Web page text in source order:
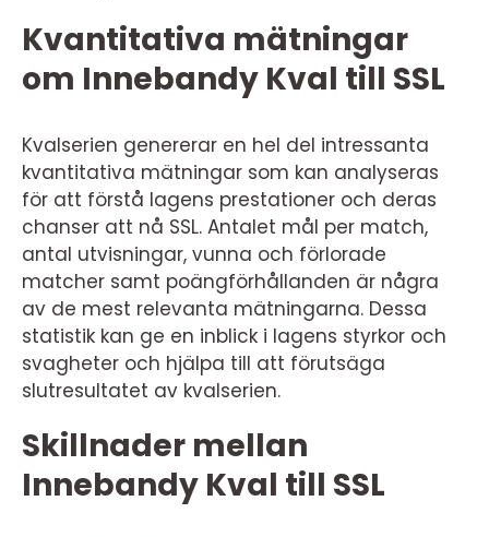
Kvantitativa mätningar
om Innebandy Kval till SSL
Kvalserien genererar en hel del intressanta
kvantitativa mätningar som kan analyseras
för att förstå lagens prestationer och deras
chanser att nå SSL. Antalet mål per match,
antal utvisningar, vunna och förlorade
matcher samt poängförhållanden är några
av de mest relevanta mätningarna. Dessa
statistik kan ge en inblick i lagens styrkor och
svagheter och hjälpa till att förutsäga
slutresultatet av kvalserien.
Skillnader mellan
Innebandy Kval till SSL